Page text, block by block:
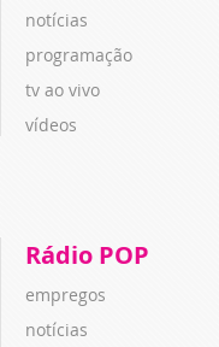
notícias
programação
tv ao vivo
vídeos
Rádio POP
empregos
notícias